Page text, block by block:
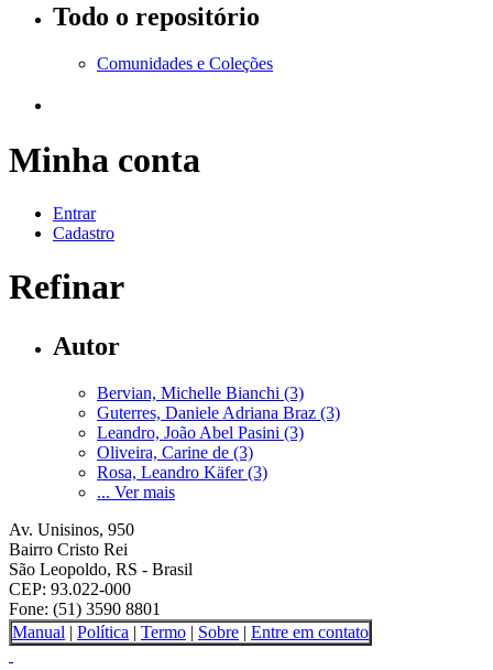
Todo o repositório
Comunidades e Coleções
Minha conta
Entrar
Cadastro
Refinar
Autor
Bervian, Michelle Bianchi (3)
Guterres, Daniele Adriana Braz (3)
Leandro, João Abel Pasini (3)
Oliveira, Carine de (3)
Rosa, Leandro Käfer (3)
... Ver mais
Av. Unisinos, 950
Bairro Cristo Rei
São Leopoldo, RS - Brasil
CEP: 93.022-000
Fone: (51) 3590 8801
Manual | Política | Termo | Sobre | Entre em contato